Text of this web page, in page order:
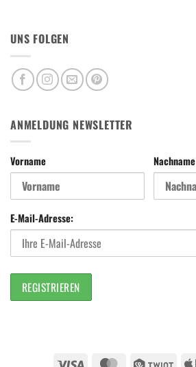
UNS FOLGEN
ANMELDUNG NEWSLETTER
Vorname Nachname
E-Mail-Adresse:
Visa MasterCard Twint